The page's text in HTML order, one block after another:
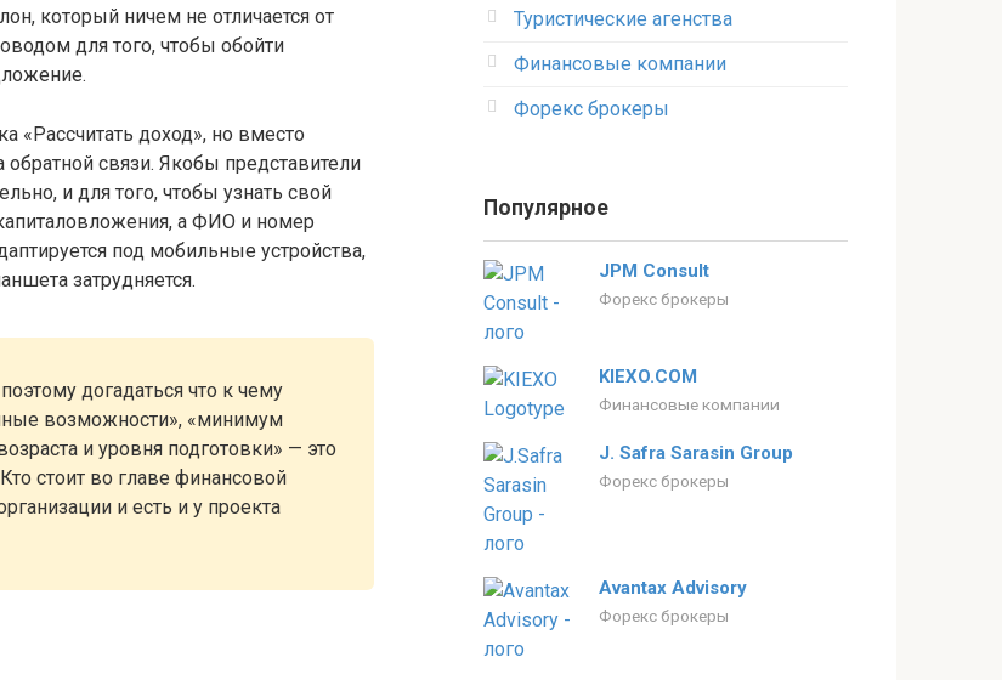
который ничем не отличается от
для того, чтобы обойти
«Рассчитать доход», но вместо
связи. Якобы представители
и для того, чтобы узнать свой
а ФИО и номер
под мобильные устройства,
затрудняется.
догадаться что к чему
возможности», «минимум
и уровня подготовки» — это
стоит во главе финансовой
и есть и у проекта
Туристические агенства
Финансовые компании
Форекс брокеры
Популярное
JPM Consult
Форекс брокеры
KIEXO.COM
Финансовые компании
J. Safra Sarasin Group
Форекс брокеры
Avantax Advisory
Форекс брокеры